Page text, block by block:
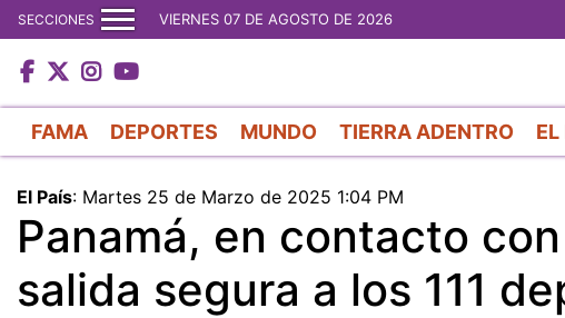
SECCIONES VIERNES 07 DE AGOSTO DE 2026
FAMA DEPORTES MUNDO TIERRA ADENTRO EL
El País: Martes 25 de Marzo de 2025 1:04 PM
Panamá, en contacto
salida segura a los 111